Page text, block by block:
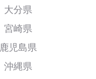
大分県
宮崎県
鹿児島県
沖縄県